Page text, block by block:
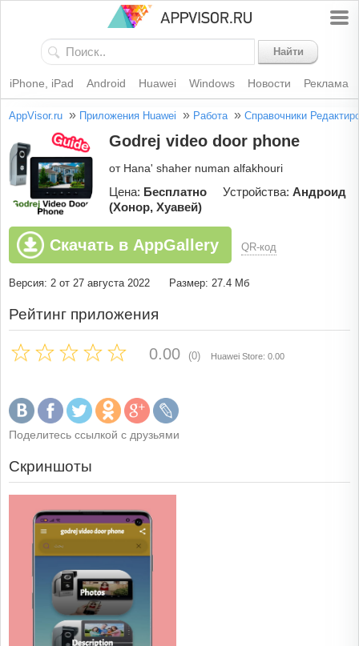
Найти
iPhone, iPad Android Huawei Windows Новости Реклама
AppVisor.ru » Приложения Huawei » Работа » Справочники
Godrej video door phone
от Hana' shaher numan alfakhouri
Цена: Бесплатно Устройства: Андроид
(Хонор, Хуавей)
Скачать в AppGallery QR-код
Версия: 2 от 27 августа 2022 Размер: 27.4 Мб
Рейтинг приложения
0.00 (0) Huawei Store: 0.00
Поделитесь ссылкой с друзьями
Скриншоты